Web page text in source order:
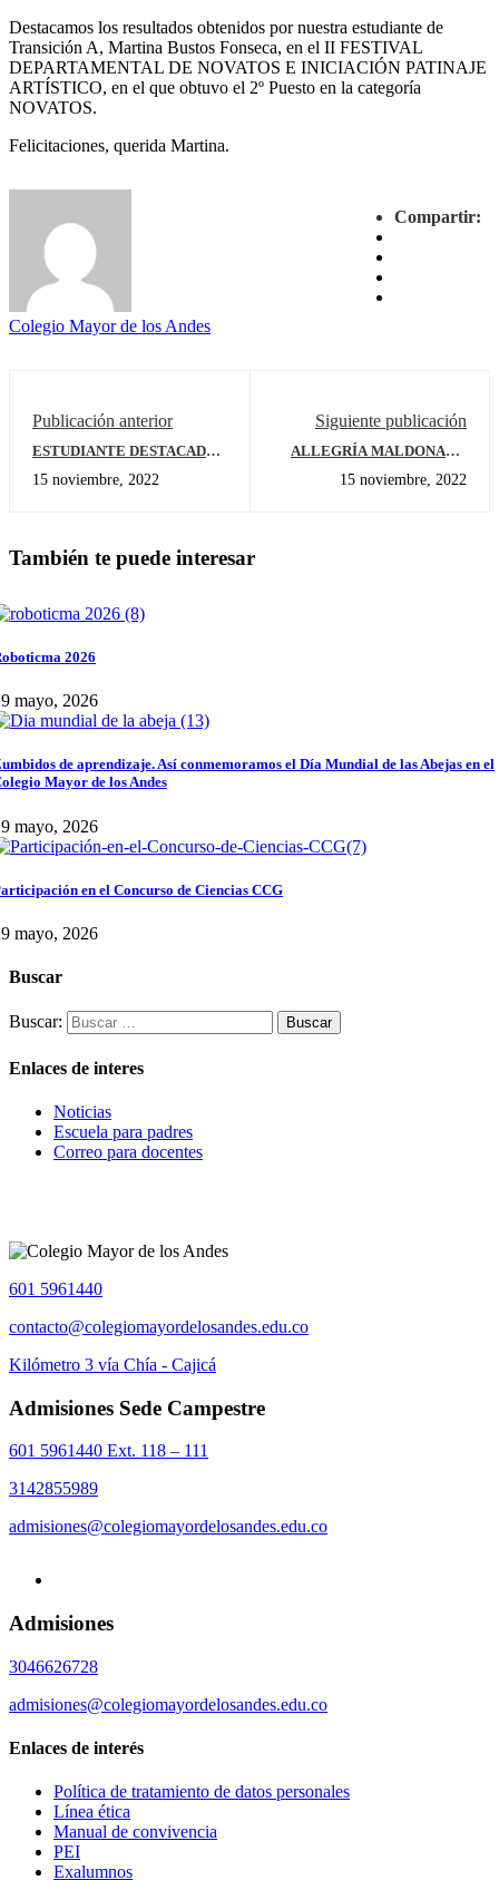
Destacamos los resultados obtenidos por nuestra estudiante de
Transición A, Martina Bustos Fonseca, en el II FESTIVAL
DEPARTAMENTAL DE NOVATOS E INICIACIÓN PATINAJE
ARTÍSTICO, en el que obtuvo el 2º Puesto en la categoría
NOVATOS.
Felicitaciones, querida Martina.
Compartir:
Colegio Mayor de los Andes
Publicación anterior
ESTUDIANTE DESTACADO:
CASTIBLANCO
15 noviembre, 2022
Siguiente publicación
ALLEGRÍA MALDONADO
15 noviembre, 2022
También te puede interesar
2026
mayo, 2026
de aprendizaje. Así conmemoramos el Día Mundial de las Abejas en el
Mayor de los Andes
mayo, 2026
en el Concurso de Ciencias CCG
mayo, 2026
Buscar
Buscar:
Enlaces de interes
Noticias
Escuela para padres
Correo para docentes
601 5961440
contacto@colegiomayordelosandes.edu.co
Kilómetro 3 vía Chía - Cajicá
Admisiones Sede Campestre
601 5961440 Ext. 118 – 111
3142855989
admisiones@colegiomayordelosandes.edu.co
Admisiones
3046626728
admisiones@colegiomayordelosandes.edu.co
Enlaces de interés
Política de tratamiento de datos personales
Línea ética
Manual de convivencia
PEI
Exalumnos